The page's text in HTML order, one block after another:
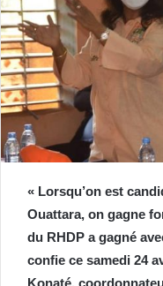
« Lorsqu’on est
Ouattara, on gagne
du RHDP a gagné
confie ce samedi 24
Konaté,